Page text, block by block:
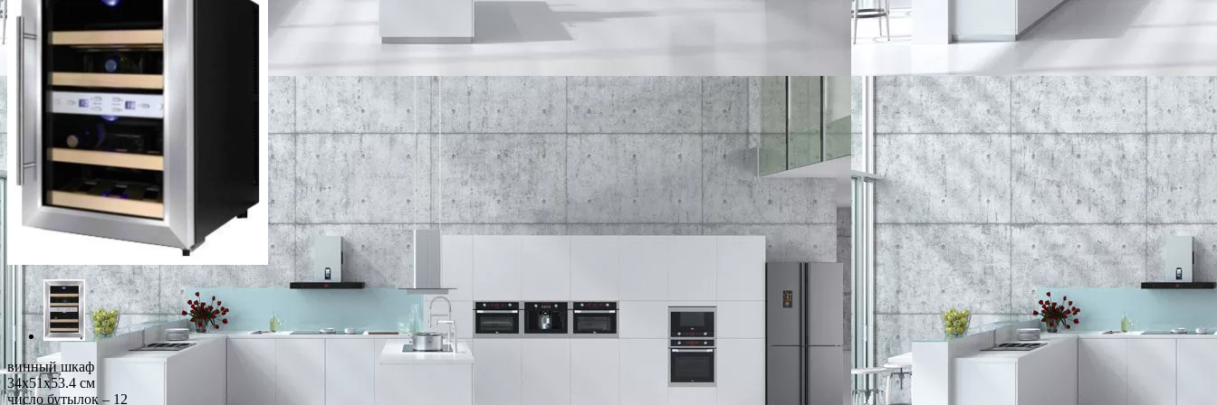
винный шкаф
34x51x53.4 см
число бутылок – 12